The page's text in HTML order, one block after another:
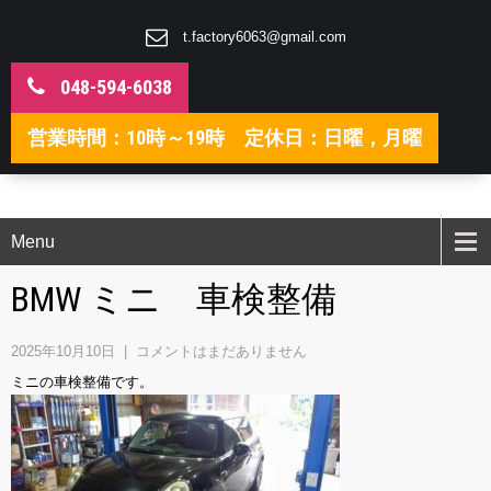
t.factory6063@gmail.com
048-594-6038
営業時間：10時～19時 定休日：日曜，月曜
Menu
BMW ミニ 車検整備
2025年10月10日
コメントはまだありません
ミニの車検整備です。